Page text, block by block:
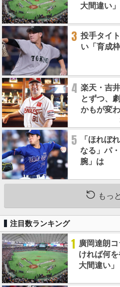
大間違い」
3 投手タイ
い「育成
4 楽天・吉
とずつ、
かもが変
って良く
5
「ほれぼ
なる」パ
腕」は
もっ
注目数ランキング
1 廣岡達朗
ければ何
大間違い」